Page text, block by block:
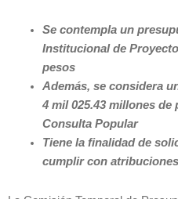
Se contempla un
Institucional de
pesos
Además, se considera
4 mil 025.43 millones de
Consulta Popular
Tiene la finalidad de
cumplir con